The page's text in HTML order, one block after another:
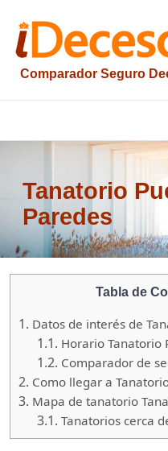
contenido
Comparador Seguro
iesquelas
Tanatorio
Paredes
Tabla de
1. Datos de interés de
1.1. Horario Tanatorio
1.2. Comparador de
2. Como llegar a
3. Mapa de tanatorio
3.1. Tanatorios cerca